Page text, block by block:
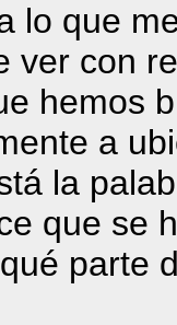
lo que
ver con
hemos
a
la
que se
parte